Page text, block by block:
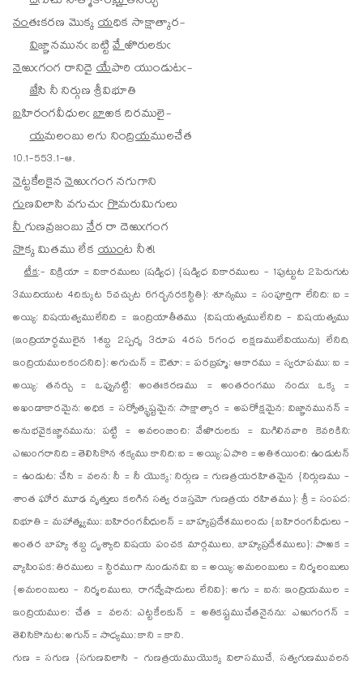
నంతఃకరణ మొక్కయధిక సాక్షాత్కార-
విజ్ఞానమునఁ బట్టివేఱొరులకుఁ
నెఱుఁగంగ రానిదైయేపారి యుండుటఁ-
జేసి నీ నిర్గుణశ్రీవిభూతి
బహిరంగవీధులఁబాఱక దిరములై-
యమలంబు లగు నింద్రియములచేత
10.1-553.1-ఆ.
నెట్టకేలకైననెఱుఁగంగ నగుగాని
గుణవిలాసి వగుచుఁగొమరుమిగులు
నీగుణవ్రజంబు నేర రా దెఱుఁగంగ
నొక్క మితము లేకయుంట నీశ!
టీక:- విక్రియా = వికారములు (షడ్విధ) {షడ్విధ వికారములు - 1పుట్టుట 2పెరుగుట
3ముదియుట 4చిక్కుట 5చచ్చుట 6గర్భనరకస్థితి}; శూన్యము = సంపూర్తిగా లేనిది; ఐ =
అయ్యి; విషయత్వములేనిది = ఇంద్రియాతీతము {విషయత్వములేనిది - విషయత్వము
(ఇంద్రియార్థములైన 1శబ్ద 2స్పర్శ 3రూప 4రస 5గంధ లక్షణములేవియును) లేనిది,
ఇంద్రియములకందనిది}; అగుచున్ = ఔతూ; = పరబ్రహ్మ; ఆకారము = స్వరూపము; ఐ =
అయ్యి; తనర్చు = ఒప్పునట్టి; అంతఃకరణము = అంతరంగము నందు; ఒక్క =
అఖండాకారమైన; అధిక = సర్వోత్కృష్టమైన; సాక్షాత్కార = అపరోక్షమైన; విజ్ఞానమునన్ =
అనుభవైకజ్ఞానమును; పట్టి = అవలంబించి; వేఱొరులకు = మిగిలినవారి కెవరికిని;
ఎఱుంగరానిది = తెలిసికొన శక్యము కానిది; ఐ = అయ్యి; ఏపారి = అతిశయించి; ఉండుటన్
= ఉండుట; చేసి = వలన; నీ = నీ యొక్క; నిర్గుణ = గుణత్రయరహితమైన {నిర్గుణము -
శాంత ఘోర మూఢ వృత్తులు కలగిన సత్వ రజస్తమో గుణత్రయ రహితము}; శ్రీ = సంపద;
విభూతి = మహాత్మ్యము; బహిరంగవీధులన్ = బాహ్యప్రదేశములందు {బహిరంగవీధులు -
అంతర బాహ్య శబ్ద దృశ్యాది విషయ పంచక మార్గములు, బాహ్యప్రదేశములు}; పాఱక =
వ్యాపింపక; తిరములు = స్థిరముగా నుండునవి; ఐ = అయ్యి; అమలంబులు = నిర్మలంబులు
{అమలంబులు - నిర్మలములు, రాగద్వేషాదులు లేనివి}; అగు = ఐన; ఇంద్రియముల =
ఇంద్రియముల; చేత = వలన; ఎట్టకేలకున్ = అతికష్టముచేతనైనను; ఎఱుగంగన్ =
తెలిసికొనుట; అగున్ = సాధ్యము; కాని = కాని.
గుణ = సగుణ {సగుణవిలాసి - గుణత్రయముయొక్క విలాసముచే, సత్వగుణమువలన